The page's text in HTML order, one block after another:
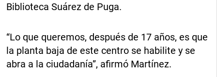
Biblioteca Suárez de Puga.
“Lo que queremos, después de 17 años, es que
la planta baja de este centro se habilite y se
abra a la ciudadanía”, afirmó Martínez.